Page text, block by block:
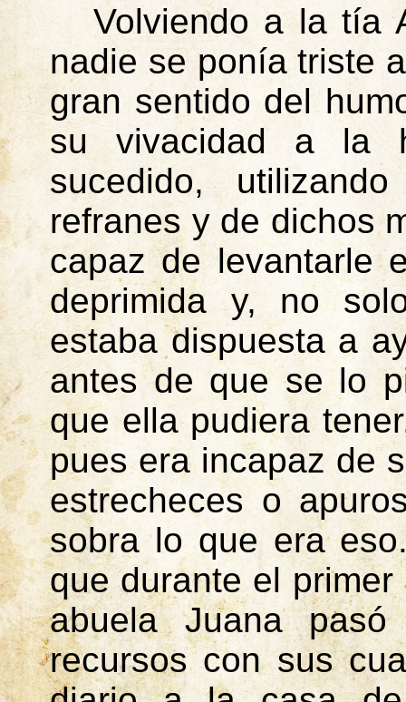
Volviendo a la tía
nadie se ponía triste
gran sentido del
su vivacidad a la
sucedido,
refranes y de dichos
capaz de levantarle
deprimida y, no
estaba dispuesta a
antes de que se lo
que ella pudiera
pues era incapaz de
estrecheces o
sobra lo que era
que durante el
abuela Juana
recursos con sus